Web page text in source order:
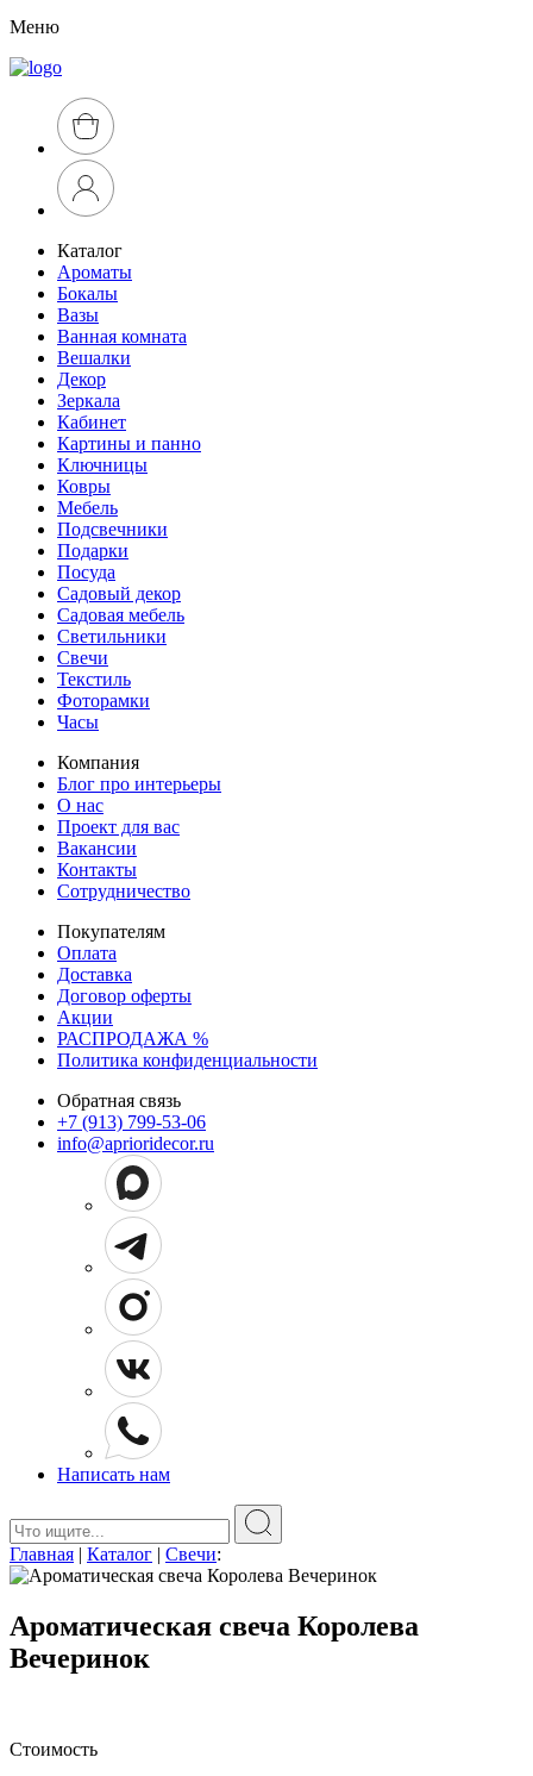
Меню
Каталог
Ароматы
Бокалы
Вазы
Ванная комната
Вешалки
Декор
Зеркала
Кабинет
Картины и панно
Ключницы
Ковры
Мебель
Подсвечники
Подарки
Посуда
Садовый декор
Садовая мебель
Светильники
Свечи
Текстиль
Фоторамки
Часы
Компания
Блог про интерьеры
О нас
Проект для вас
Вакансии
Контакты
Сотрудничество
Покупателям
Оплата
Доставка
Договор оферты
Акции
РАСПРОДАЖА %
Политика конфиденциальности
Обратная связь
+7 (913) 799-53-06
info@aprioridecor.ru
Написать нам
Главная | Каталог | Свечи:
Ароматическая свеча Королева
Вечеринок
Стоимость